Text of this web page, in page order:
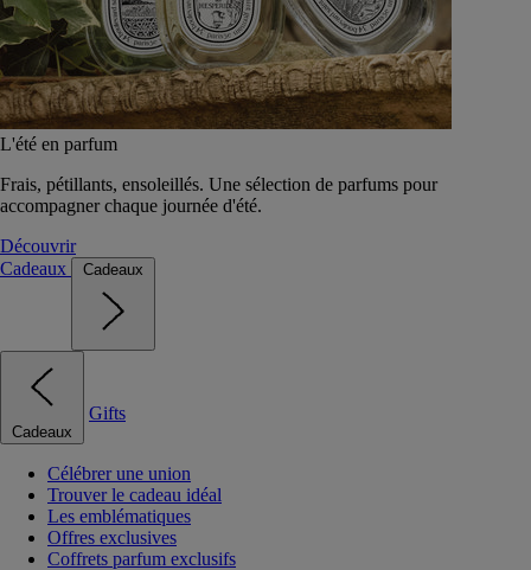
L'été en parfum
Frais, pétillants, ensoleillés. Une sélection de parfums pour
accompagner chaque journée d'été.
Découvrir
Cadeaux
Cadeaux
Cadeaux
Gifts
Célébrer une union
Trouver le cadeau idéal
Les emblématiques
Offres exclusives
Coffrets parfum exclusifs